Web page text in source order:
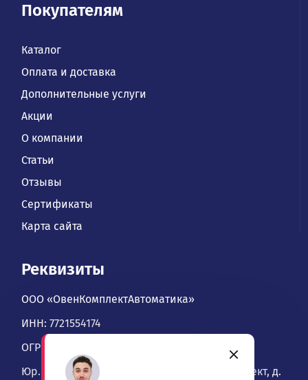
Покупателям
Каталог
Оплата и доставка
Дополнительные услуги
Акции
О компании
Статьи
Отзывы
Сертификаты
Карта сайта
Реквизиты
ООО «ОвенКомплектАвтоматика»
ИНН: 7721554174
ОГРН: 1067746534900
Юр. адрес: 109428, Москва, Рязанский проспект, д.